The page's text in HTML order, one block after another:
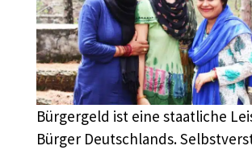
Bürgergeld ist eine staatliche
Bürger Deutschlands.